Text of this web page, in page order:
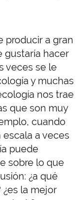
producir a gran
gustaría hacer
veces se le
y muchas
nos trae
que son muy
cuando
a veces
puede
sobre lo que
¿a qué
la mejor